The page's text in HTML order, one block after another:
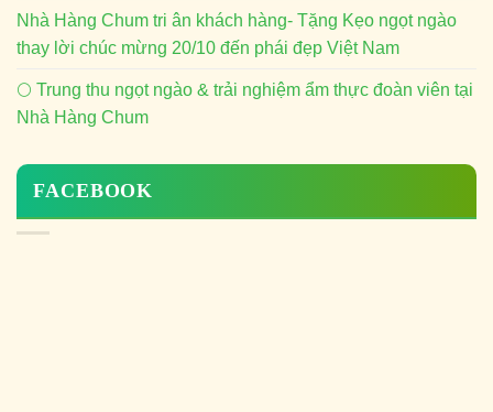
Nhà Hàng Chum tri ân khách hàng- Tặng Kẹo ngọt ngào
thay lời chúc mừng 20/10 đến phái đẹp Việt Nam
🌕 Trung thu ngọt ngào & trải nghiệm ẩm thực đoàn viên tại
Nhà Hàng Chum
FACEBOOK